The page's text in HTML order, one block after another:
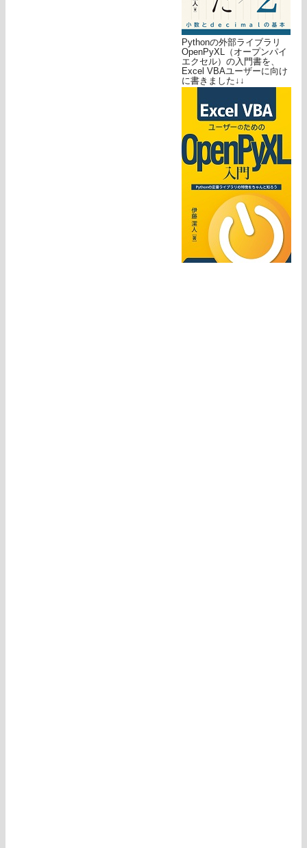
Pythonの外部ライブラリ
OpenPyXL（オープンパイ
エクセル）の入門書を、
Excel VBAユーザーに向け
に書きました↓↓